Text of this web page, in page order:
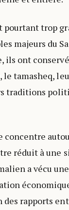
pourtant trop
majeurs du
ils ont
le tamasheq,
traditions
réduit à une
a vécu
rapports